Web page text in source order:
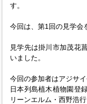
す。
今回は、第1回の見学会
見学先は掛川市加茂花
いました。
今回の参加者はアジサ
日本列島植木植物園登
リーンエルム・西野浩